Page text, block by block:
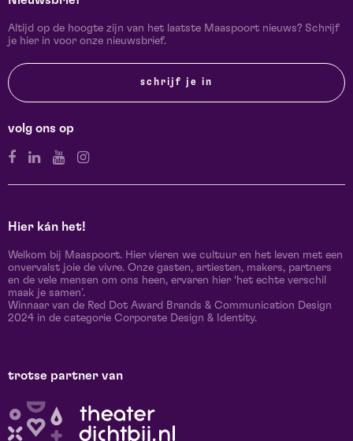
Altijd op de hoogte zijn van het laatste Maaspoort nieuws? Schrijf
je hier in voor onze nieuwsbrief.
schrijf je in
volg ons op
Hier kán het!
Welkom bij Maaspoort. Hier vieren we cultuur en het leven met een
onvervalst joie de vivre. Onze gasten, artiesten, makers, partners
en de vele mensen om ons heen, ervaren hier ‘het echte verschil
maak je samen’.
Winnaar van de Red Dot Award Brands & Communication Design
2024 in de categorie Corporate Design & Identity.
trotse partner van